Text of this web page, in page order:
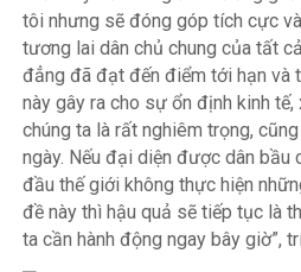
tôi nhưng sẽ đóng góp tích cực
tương lai dân chủ chung của tất
đẳng đã đạt đến điểm tới hạn và
này gây ra cho sự ổn định kinh
chúng ta là rất nghiêm trọng,
ngày. Nếu đại diện được dân bầu
đầu thế giới không thực hiện
đề này thì hậu quả sẽ tiếp tục là
ta cần hành động ngay bây giờ”,